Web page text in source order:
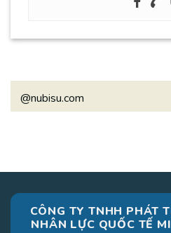
@nubisu.com
CÔNG TY TNHH PHÁT
NHÂN LỰC QUỐC TẾ